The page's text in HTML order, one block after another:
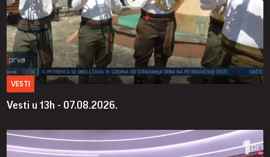
VESTI
Vesti u 13h - 07.08.2026.